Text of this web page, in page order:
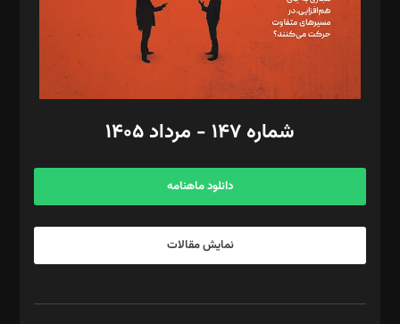
فیلمبرداری و عکاسی: امیر شفیعی، مانی لطفی زاده
گرافیک و صفحه‌آرایی: سید‌سبحان‌علی ثابت
مد‌یر توسعه تجاری: کامبیز برید‌
امور مالی: شاپور رهبری، محمد‌ کاظمی‌نیا
آگهی و مشترکین: ۰۹۱۹۹۹۹۰۴۵۴
شماره ۱۴۷ - مرداد ۱۴۰۵
دانلود ماهنامه
نمایش مقالات